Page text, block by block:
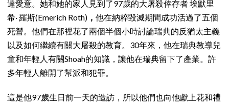
達愛意。她和她的家人見到了97歲的大屠殺倖存者 埃默里
希· 羅斯(Emerich Roth) ， 他在納粹毀滅期間成功活過了五個
死營。他們在那裡花了兩個半個小時討論瑞典的反猶太主義
以及如何繼續有關大屠殺的教育。30年來，他在瑞典教導兒
童和年輕人有關Shoah的知識，讓他在瑞典留下了產業。許
多年輕人離開了幫派和犯罪。
這是他97歲生日前一天的造訪，所以他們也向他獻上花和禮